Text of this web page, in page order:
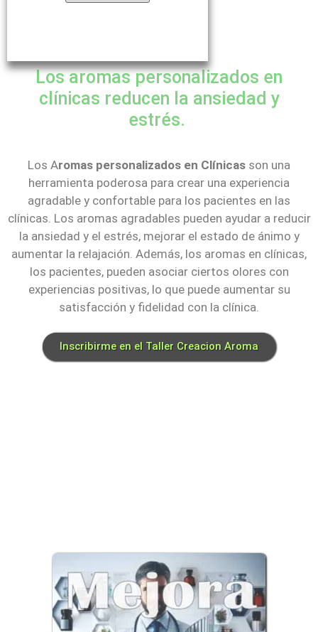
Los aromas personalizados en
clínicas reducen la ansiedad y
estrés.
Los Aromas personalizados en Clínicas son una
herramienta poderosa para crear una experiencia
agradable y confortable para los pacientes en las
clínicas. Los aromas agradables pueden ayudar a reducir
la ansiedad y el estrés, mejorar el estado de ánimo y
aumentar la relajación. Además, los aromas en clínicas,
los pacientes, pueden asociar ciertos olores con
experiencias positivas, lo que puede aumentar su
satisfacción y fidelidad con la clínica.
Inscribirme en el Taller Creacion Aroma